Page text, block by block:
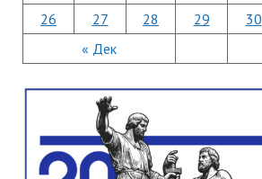
« Дек
26
27 28 29 30